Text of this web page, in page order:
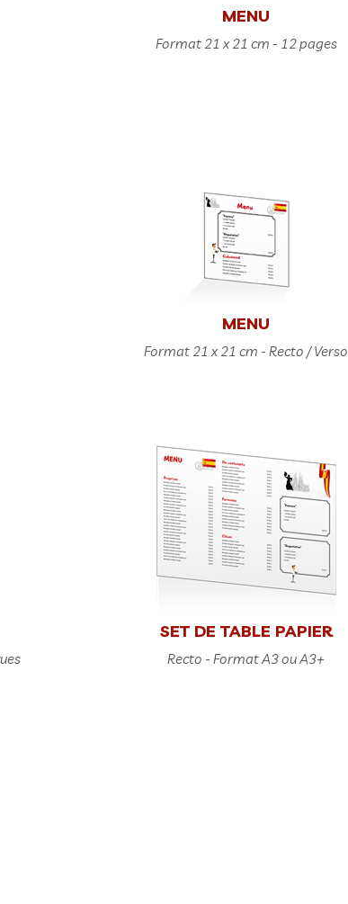
MENU
Format 21 x 21 cm - 12 pages
MENU
Format 21 x 21 cm - Recto / Verso
SET DE TABLE PAPIER
Recto - Format A3 ou A3+